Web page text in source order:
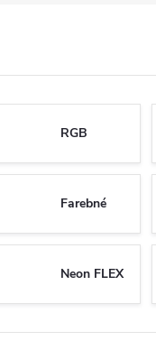
RGB
Farebné
Neon FLEX